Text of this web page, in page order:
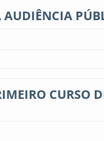
AUDIÊNCIA
CURSO